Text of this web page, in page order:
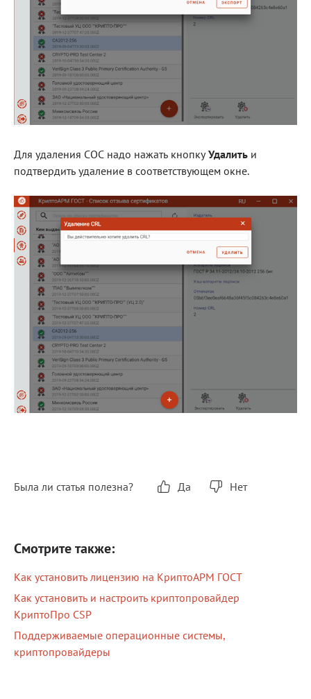
Для удаления СОС надо нажать кнопкуУдалить и
подтвердить удаление в соответствующем окне.
Была ли статья полезна? Да Нет
Смотрите также:
Как установить лицензию на КриптоАРМ ГОСТ
Как установить и настроить криптопровайдер
КриптоПро CSP
Поддерживаемые операционные системы,
криптопровайдеры